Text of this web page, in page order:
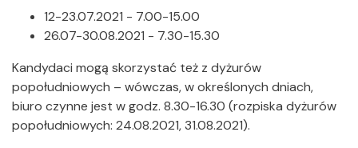
12-23.07.2021 - 7.00-15.00
26.07-30.08.2021 - 7.30-15.30
Kandydaci mogą skorzystać też z dyżurów
popołudniowych – wówczas, w określonych dniach,
biuro czynne jest w godz. 8.30-16.30 (rozpiska dyżurów
popołudniowych: 24.08.2021, 31.08.2021).